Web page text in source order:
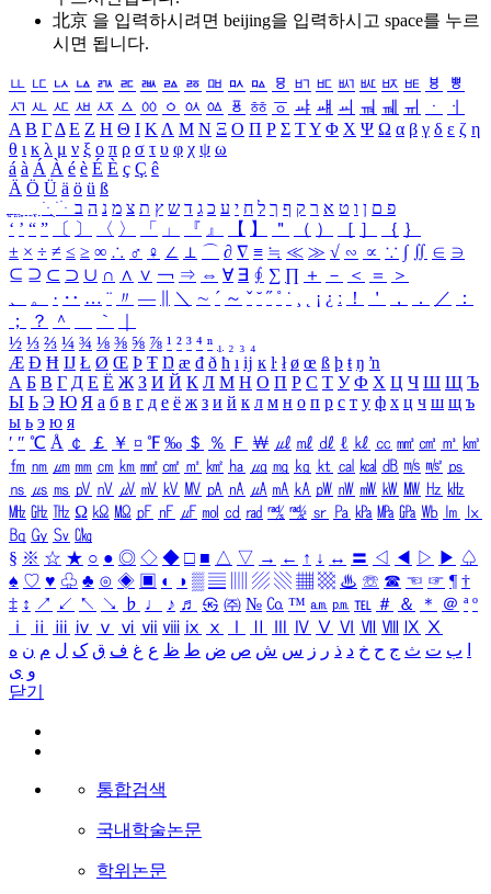
北京 을 입력하시려면 beijing을 입력하시고 space를 누르
시면 됩니다.
ㅥ ㅦ ㅧ ㅨ ㅩ ㅪ ㅫ ㅬ ㅭ ㅮ ㅯ ㅰ ㅱ ㅲ ㅳ ㅴ ㅵ ㅶ ㅷ ㅸ
ㅹ
ㅺ ㅻ ㅼ ㅽ ㅾ ㅿ ㆀ ㆁ ㆂ ㆃ ㆄ ㆅ ㆆ ㆇ ㆈ ㆉ ㆊ ㆋ ㆌ ㆍ
ㆎ
Α Β ΓΔ Ε Ζ Η Θ Ι ΚΛ Μ Ν Ξ Ο Π Ρ Σ ΤΥ Φ Χ Ψ Ω α β γ δ ε ζ η
θ ι κ λ μ ν ξ ο π ρ σ τ υ φ χ ψ ω
á à Á À é è É È ç Ç ê
Ä Ö Ü ä ö ü ß
ִֶֹ ֻּ ׁׂ פ ם ן ו ט א ר ק ף ך ל ח י ע כ ג ד ש ץ ת צ מ נ ה ב
‘ ’ “ ” 〔 〕 〈 〉 「 」 『 』 【 】 ＂ （ ） ［ ］ ｛ ｝
± × ÷ ≠ ≤ ≥ ∞ ∴ ♂ ♀ ∠ ⊥ ⌒ ∂ ∇ ≡ ≒ ≪ ≫ √ ∽ ∝ ∵ ∫ ∬ ∈ ∋
⊆ ⊇ ⊂ ⊃ ∪ ∩ ∧ ∨ ￢ ⇒ ⇔ ∀ ∃ ∮ ∑ ∏ ＋ － ＜ ＝
＞
、
。 · ‥ … ¨ 〃 ― ＼ ∼ ´ ～ ˇ ˘ ˝ ˚ ˙ ¸ ¡ ¿ ː ！ ＇ ， ． ／
：
；
？ ＾ ｀
½ ⅓ ⅔ ¼ ¾ ⅛ ⅜ ⅝ ⅞ ¹ ² ³ ⁴ ⁿ ₁ ₂ ₃ ₄
Æ Ð Ħ Ĳ Ł Ø Œ Þ Ŧ Ŋ æ đ ð ħ ı ĳ ĸ ŀ ł ø œ ß þ ŧ ŋ ŉ
А Б В Г Д Е Ё Ж З И Й К Л М Н О П Р С Т У Ф Х Ц Ч Ш Щ Ъ
Ы Ь Э Ю Я а б в г д е ё ж з и й к л м н о п р с т у ф х ц ч ш щ ъ
ы ь э ю я
′ ″ ℃ Å ￠ ￡ ￥ ¤ ℉ ‰ ＄ ％ Ｆ ￦ ㎕ ㎖ ㎗ ℓ ㎘ ㏄ ㎣ ㎤ ㎥ ㎦
㎙ ㎚ ㎛ ㎜ ㎝ ㎞ ㎟ ㎠ ㎡ ㎢ ㏊ ㎍ ㎎ ㎏ ㏏ ㎈ ㎉ ㏈ ㎧ ㎨ ㎰
㎱ ㎲ ㎳ ㎴ ㎵ ㎶ ㎷ ㎸ ㎹ ㎀ ㎁ ㎂ ㎃ ㎄ ㎺ ㎻ ㎽ ㎾ ㎿ ㎐ ㎑
㎒ ㎓ ㎔ Ω ㏀ ㏁ ㎊ ㎋ ㎌ ㏖ ㏅ ㎭ ㎮ ㎯ ㏛ ㎩ ㎪ ㎫ ㎬ ㏝ ㏐
㏓
㏃ ㏉ ㏜ ㏆
§ ※ ☆ ★ ○ ● ◎ ◇ ◆ □ ■ △ ▽ → ← ↑ ↓ ↔ 〓 ◁ ◀ ▷ ▶ ♤
♠ ♡ ♥ ♧ ♣ ⊙ ◈ ▣ ◐ ◑ ▒ ▤ ▨ ▧ ▦ ▩ ♨ ☏ ☎ ☜ ☞ ¶ †
‡ ↕ ↗ ↙ ↖ ↘ ♭ ♩ ♪ ♬ ㉿ ㈜ № ㏇ ™ ㏂ ㏘ ℡ ＃ ＆ ＊ ＠ ª º
ⅰ
ⅱ ⅲ ⅳ ⅴ ⅵ ⅶ ⅷ ⅸ ⅹ Ⅳ Ⅴ Ⅵ Ⅶ Ⅷ Ⅸ Ⅹ
ب ت ث ج ح خ د ذ ر ز س ش ص ض ط ظ ع غ ف ق ک ل م ن ه
و ی
닫기
통합검색
국내학술논문
학위논문